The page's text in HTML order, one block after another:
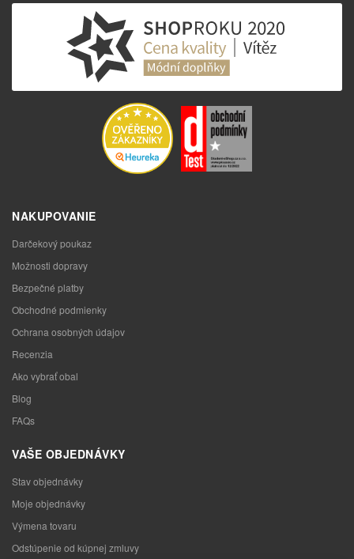
NAKUPOVANIE
Darčekový poukaz
Možnosti dopravy
Bezpečné platby
Obchodné podmienky
Ochrana osobných údajov
Recenzia
Ako vybrať obal
Blog
FAQs
VAŠE OBJEDNÁVKY
Stav objednávky
Moje objednávky
Výmena tovaru
Odstúpenie od kúpnej zmluvy